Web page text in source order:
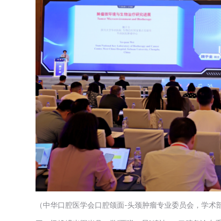
（中华口腔医学会口腔颌面-头颈肿瘤专业委员会，学术